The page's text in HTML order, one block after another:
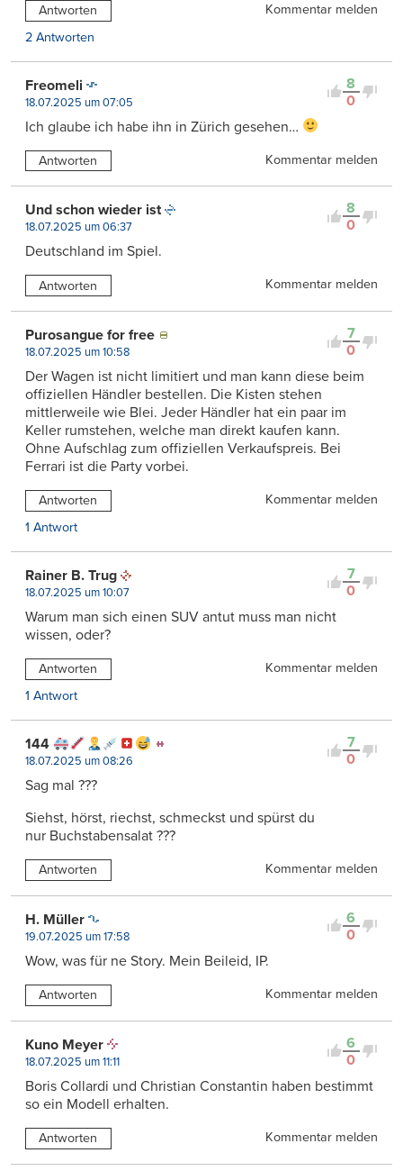
Antworten
Kommentar melden
2 Antworten
8
0
Freomeli
18.07.2025 um 07:05
Ich glaube ich habe ihn in Zürich gesehen…
Antworten Kommentar melden
8
0
Und schon wieder ist
18.07.2025 um 06:37
Deutschland im Spiel.
Antworten Kommentar melden
7
0
Purosangue for free
18.07.2025 um 10:58
Der Wagen ist nicht limitiert und man kann diese beim
offiziellen Händler bestellen. Die Kisten stehen
mittlerweile wie Blei. Jeder Händler hat ein paar im
Keller rumstehen, welche man direkt kaufen kann.
Ohne Aufschlag zum offiziellen Verkaufspreis. Bei
Ferrari ist die Party vorbei.
Antworten
Kommentar melden
1 Antwort
7
0
Rainer B. Trug
18.07.2025 um 10:07
Warum man sich einen SUV antut muss man nicht
wissen, oder?
Antworten
Kommentar melden
1 Antwort
7
0
144
18.07.2025 um 08:26
Sag mal ???
Siehst, hörst, riechst, schmeckst und spürst du
nur Buchstabensalat ???
Antworten Kommentar melden
6
0
H. Müller
19.07.2025 um 17:58
Wow, was für ne Story. Mein Beileid, IP.
Antworten Kommentar melden
6
0
Kuno Meyer
18.07.2025 um 11:11
Boris Collardi und Christian Constantin haben bestimmt
so ein Modell erhalten.
Antworten Kommentar melden